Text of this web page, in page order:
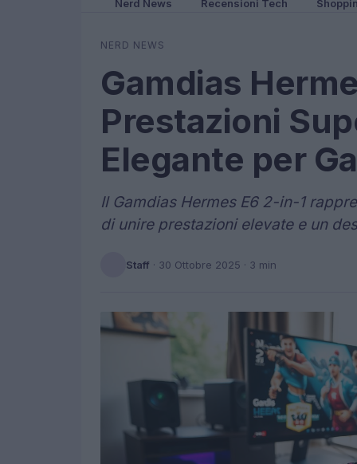
Nerd News Recensioni Tech
NERD NEWS
Gamdias
Prestazioni
Elegante per
Il Gamdias Hermes E6 2-in-1
di unire prestazioni elevate e un
Staff · 30 Ottobre 2025 · 3 min